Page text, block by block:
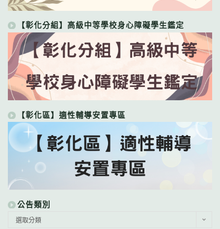
【彰化分組】高級中等學校身心障礙學生鑑定
【彰化區】適性輔導安置專區
公告類別
選取分類